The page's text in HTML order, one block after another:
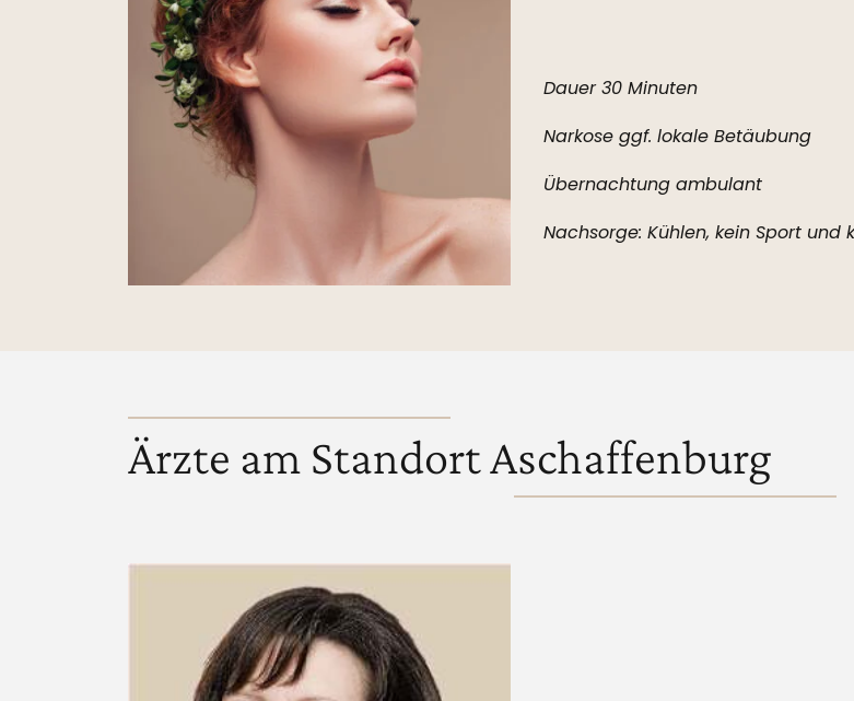
Dauer 30 Minuten
Narkose ggf. lokale Betäubung
Übernachtung ambulant
Nachsorge: Kühlen, kein Sport und
Ärzte am Standort Aschaffenburg